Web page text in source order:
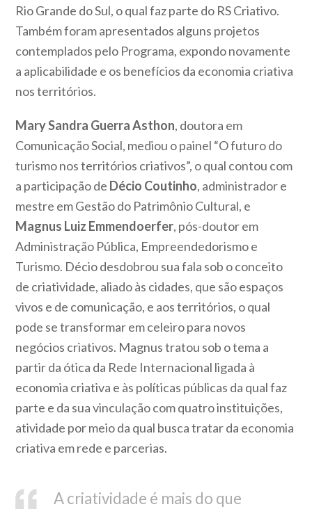
Rio Grande do Sul, o qual faz parte do RS Criativo.
Também foram apresentados alguns projetos
contemplados pelo Programa, expondo novamente
a aplicabilidade e os benefícios da economia criativa
nos territórios.
Mary Sandra Guerra Asthon, doutora em
Comunicação Social, mediou o painel “O futuro do
turismo nos territórios criativos”, o qual contou com
a participação de Décio Coutinho, administrador e
mestre em Gestão do Patrimônio Cultural, e
Magnus Luiz Emmendoerfer, pós-doutor em
Administração Pública, Empreendedorismo e
Turismo. Décio desdobrou sua fala sob o conceito
de criatividade, aliado às cidades, que são espaços
vivos e de comunicação, e aos territórios, o qual
pode se transformar em celeiro para novos
negócios criativos. Magnus tratou sob o tema a
partir da ótica da Rede Internacional ligada à
economia criativa e às políticas públicas da qual faz
parte e da sua vinculação com quatro instituições,
atividade por meio da qual busca tratar da economia
criativa em rede e parcerias.
A criatividade é mais do que